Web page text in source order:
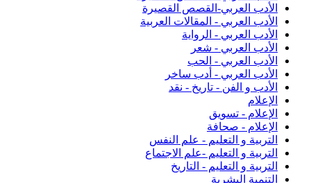
الأدب العربي-القصص القصيرة
الأدب العربي - المقالات العربية
الأدب العربي - الرواية
الأدب العربي - شعر
الأدب العربي - الحب
الأدب العربي - أدب ساخر
الأدب و الفن - تاريخ - نقد
الإعلام
الإعلام - تسويق
الإعلام - صحافة
التربية و التعليم - علم النفس
التربية و التعليم -علم الاجتماع
التربية و التعليم - التاريخ
التنمية البشرية